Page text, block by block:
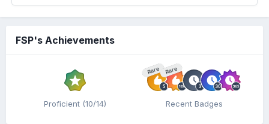
FSP's Achievements
Proficient (10/14)
Rare Rare
Recent Badges